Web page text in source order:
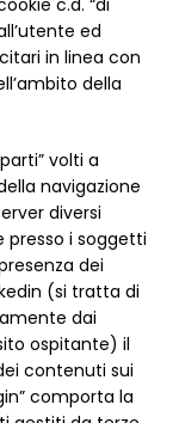
c.d. “di
ed
in linea con
della
volti a
navigazione
diversi
presso i soggetti
dei
(si tratta di
dai
ospitante) il
contenuti sui
comporta la